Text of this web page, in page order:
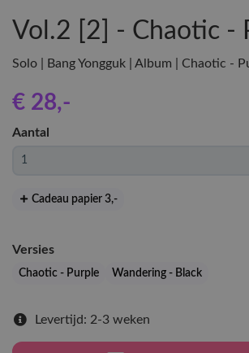
Vol.2 [2] - Chaotic -
Solo | Bang Yongguk | Album | Chaotic -
€ 28,-
Aantal
Cadeau papier 3,-
Versies
Chaotic - Purple Wandering - Black
Levertijd: 2-3 weken